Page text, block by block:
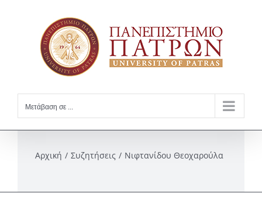
Μετάβαση σε ...
Αρχική Συζητήσεις Νιφτανίδου Θεοχαρούλα